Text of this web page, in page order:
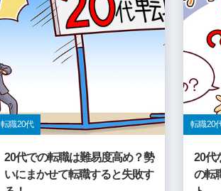
転職 20代
20代での転職は難易度高め？勢
いにまかせて転職すると失敗す
転職 20
20代
の転